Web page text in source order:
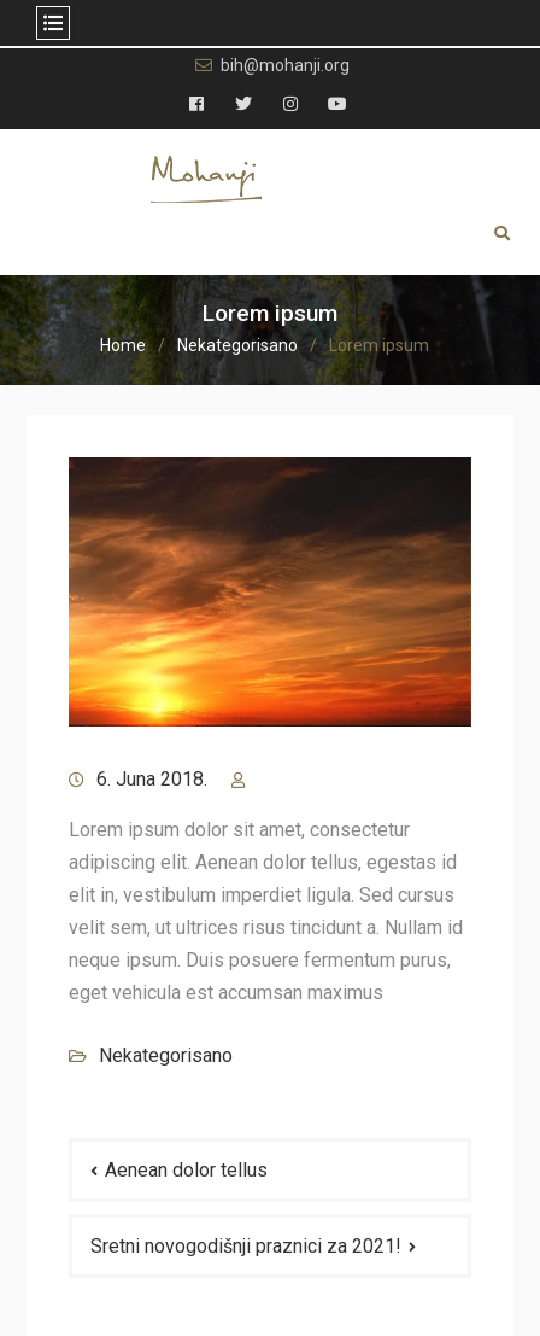
content
bih@mohanji.org
Facebook
TwitterInstagramYouTube
Lorem ipsum
Home Nekategorisano Lorem ipsum
6. Juna 2018.
Lorem ipsum dolor sit amet, consectetur
adipiscing elit. Aenean dolor tellus, egestas id
elit in, vestibulum imperdiet ligula. Sed cursus
velit sem, ut ultrices risus tincidunt a. Nullam id
neque ipsum. Duis posuere fermentum purus,
eget vehicula est accumsan maximus
Nekategorisano
članaka
Aenean dolor tellus
Sretni novogodišnji praznici za 2021!